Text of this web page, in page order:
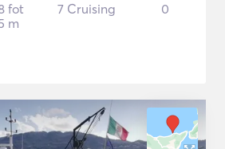
fot
m
7 Cruising 0